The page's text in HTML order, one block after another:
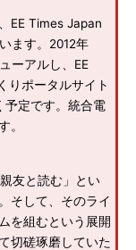
EE Times Japan
ます。2012年
ーアルし、EE
りポータルサイト
予定です。統合電
。
友と読む」とい
そして、そのライ
を組むという展開
切磋琢磨していた